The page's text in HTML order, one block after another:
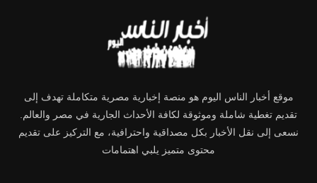
موقع أخبار الناس اليوم هو منصة إخبارية مصرية متكاملة تهدف إلى
تقديم تغطية شاملة وموثوقة لكافة الأحداث الجارية في مصر والعالم.
نسعى إلى نقل الأخبار بكل مصداقية واحترافية، مع التركيز على تقديم
محتوى متميز يلبي اهتمامات